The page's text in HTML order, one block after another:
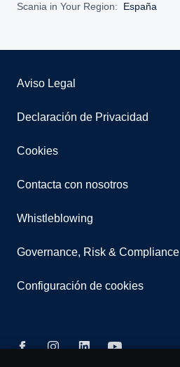
Scania in Your Region: España
Aviso Legal
Declaración de Privacidad
Cookies
Contacta con nosotros
Whistleblowing
Governance, Risk & Compliance
Configuración de cookies